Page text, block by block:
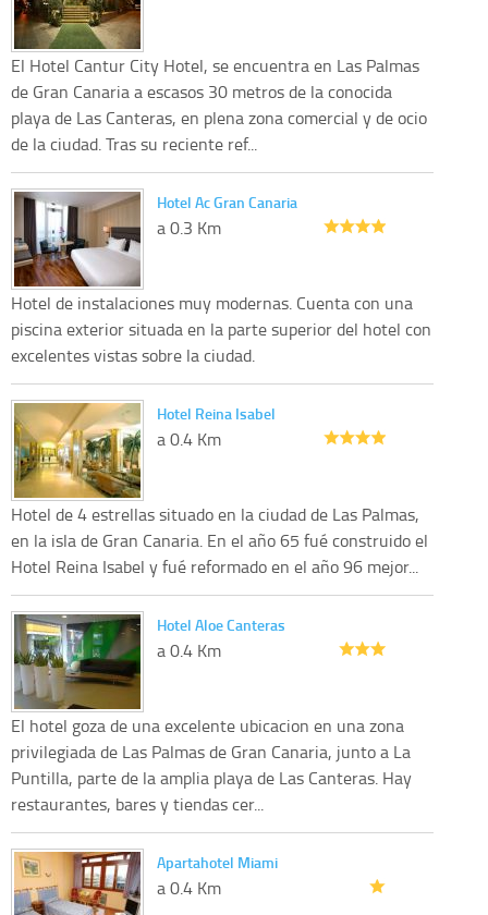
El Hotel Cantur City Hotel, se encuentra en Las Palmas
de Gran Canaria a escasos 30 metros de la conocida
playa de Las Canteras, en plena zona comercial y de ocio
de la ciudad. Tras su reciente ref...
Hotel Ac Gran Canaria
a 0.3 Km
Hotel de instalaciones muy modernas. Cuenta con una
piscina exterior situada en la parte superior del hotel con
excelentes vistas sobre la ciudad.
Hotel Reina Isabel
a 0.4 Km
Hotel de 4 estrellas situado en la ciudad de Las Palmas,
en la isla de Gran Canaria. En el año 65 fué construido el
Hotel Reina Isabel y fué reformado en el año 96 mejor...
Hotel Aloe Canteras
a 0.4 Km
El hotel goza de una excelente ubicacion en una zona
privilegiada de Las Palmas de Gran Canaria, junto a La
Puntilla, parte de la amplia playa de Las Canteras. Hay
restaurantes, bares y tiendas cer...
Apartahotel Miami
a 0.4 Km